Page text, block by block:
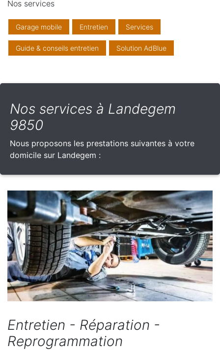
Nos services
Garage mobile Entretien Services
Guide & conseils entretien Solution AdBlue
Nos services à Landegem
9850
Nous proposons les prestations suivantes à votre
domicile sur Landegem :
Entretien - Réparation -
Reprogrammation